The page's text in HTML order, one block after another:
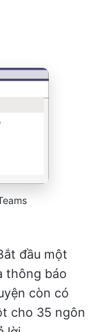
đầu một
thông báo
còn có
cho 35 ngôn